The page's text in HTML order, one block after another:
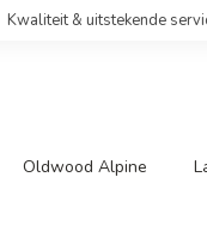
Kwaliteit & uitstekende
Oldwood Alpine